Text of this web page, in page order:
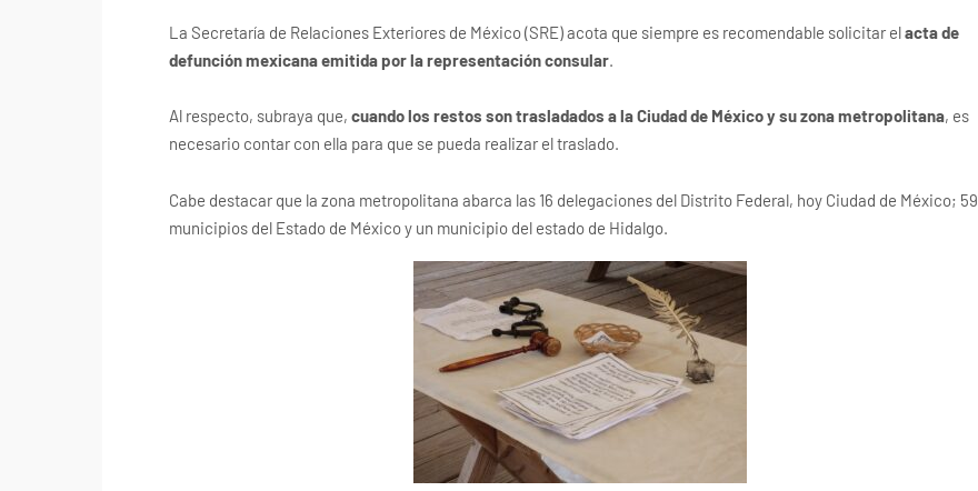
La Secretaría de Relaciones Exteriores de México (SRE) acota que siempre es recomendable solicitar elacta de
defunción mexicana emitida por la representación consular.
Al respecto, subraya que, cuando los restos son trasladados a la Ciudad de México y su zona metropolitana, es
necesario contar con ella para que se pueda realizar el traslado.
Cabe destacar que la zona metropolitana abarca las 16 delegaciones del Distrito Federal, hoy Ciudad de México; 59
municipios del Estado de México y un municipio del estado de Hidalgo.